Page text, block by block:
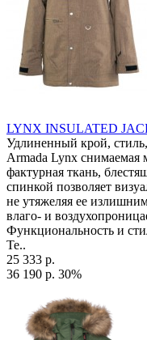
LYNX INSULATED
Удлиненный крой,
Armada Lynx снимаемая
фактурная ткань,
спинкой позволяет
не утяжеляя ее
влаго- и
Функциональность и
Те..
25 333 р.
36 190 р. 30%